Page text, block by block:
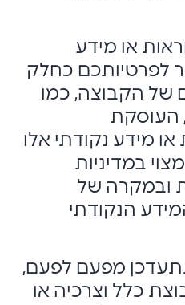
או מידע
לפרטיותכם כחלק
של הקבוצה, כמו
העוסקת
מידע נקודתי אלו
במדיניות
ובמקרה של
הנקודתי
מפעם לפעם,
כלל וצרכיה או